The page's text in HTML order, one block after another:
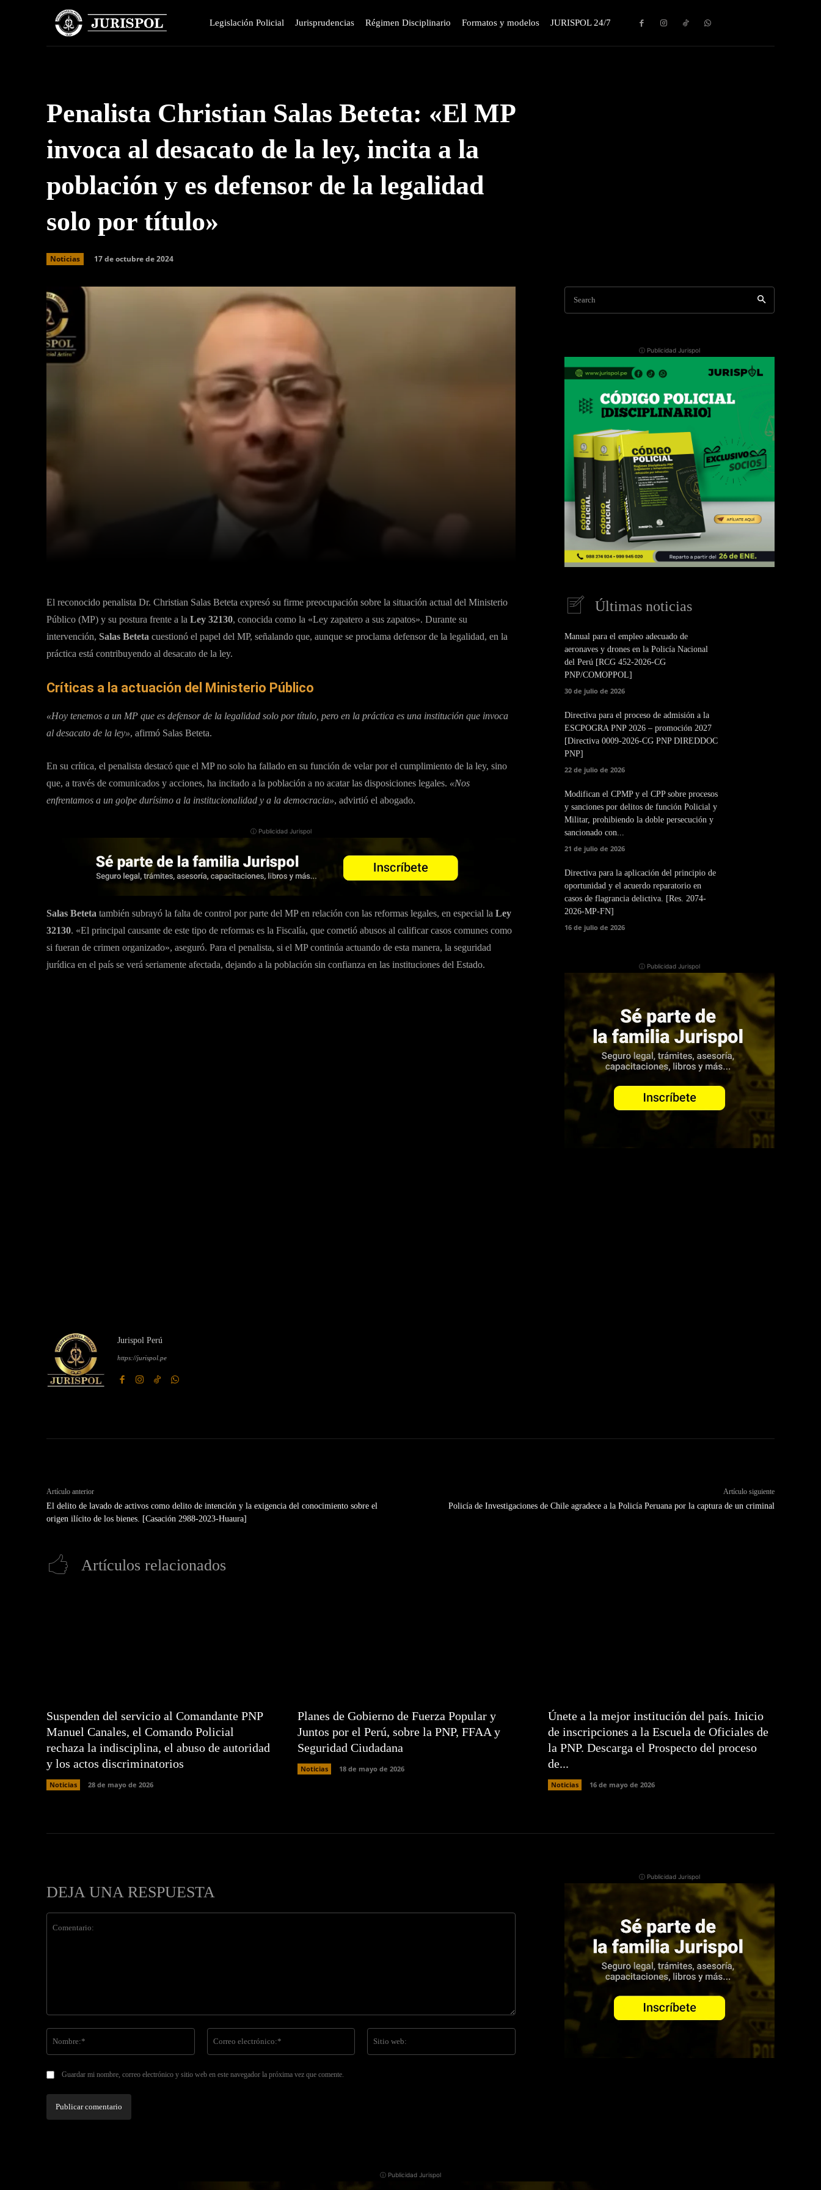
Legislación Policial Jurisprudencias Régimen Disciplinario Formatos y modelos JURISPOL 24/7
Penalista Christian Salas Beteta: «El MP
invoca al desacato de la ley, incita a la
población y es defensor de la legalidad
solo por título»
Noticias 17 de octubre de 2024
El reconocido penalista Dr. Christian Salas Beteta expresó su firme preocupación sobre la situación actual del Ministerio
Público (MP) y su postura frente a la Ley 32130, conocida como la «Ley zapatero a sus zapatos». Durante su
intervención, Salas Beteta cuestionó el papel del MP, señalando que, aunque se proclama defensor de la legalidad, en la
práctica está contribuyendo al desacato de la ley.
Críticas a la actuación del Ministerio Público
«Hoy tenemos a un MP que es defensor de la legalidad solo por título, pero en la práctica es una institución que invoca
al desacato de la ley», afirmó Salas Beteta.
En su crítica, el penalista destacó que el MP no solo ha fallado en su función de velar por el cumplimiento de la ley, sino
que, a través de comunicados y acciones, ha incitado a la población a no acatar las disposiciones legales. «Nos
enfrentamos a un golpe durísimo a la institucionalidad y a la democracia», advirtió el abogado.
ⓘ Publicidad Jurispol
Salas Beteta también subrayó la falta de control por parte del MP en relación con las reformas legales, en especial la Ley
32130. «El principal causante de este tipo de reformas es la Fiscalía, que cometió abusos al calificar casos comunes como
si fueran de crimen organizado», aseguró. Para el penalista, si el MP continúa actuando de esta manera, la seguridad
jurídica en el país se verá seriamente afectada, dejando a la población sin confianza en las instituciones del Estado.
Jurispol Perú
https://jurispol.pe
Search
ⓘ Publicidad Jurispol
Últimas noticias
Manual para el empleo adecuado de
aeronaves y drones en la Policía Nacional
del Perú [RCG 452-2026-CG
PNP/COMOPPOL]
30 de julio de 2026
Directiva para el proceso de admisión a la
ESCPOGRA PNP 2026 – promoción 2027
[Directiva 0009-2026-CG PNP DIREDDOC
PNP]
22 de julio de 2026
Modifican el CPMP y el CPP sobre procesos
y sanciones por delitos de función Policial y
Militar, prohibiendo la doble persecución y
sancionado con...
21 de julio de 2026
Directiva para la aplicación del principio de
oportunidad y el acuerdo reparatorio en
casos de flagrancia delictiva. [Res. 2074-
2026-MP-FN]
16 de julio de 2026
ⓘ Publicidad Jurispol
Artículo anterior
El delito de lavado de activos como delito de intención y la exigencia del conocimiento sobre el
origen ilícito de los bienes. [Casación 2988-2023-Huaura]
Artículo siguiente
Policía de Investigaciones de Chile agradece a la Policía Peruana por la captura de un criminal
Artículos relacionados
Suspenden del servicio al Comandante PNP
Manuel Canales, el Comando Policial
rechaza la indisciplina, el abuso de autoridad
y los actos discriminatorios
Noticias 28 de mayo de 2026
Planes de Gobierno de Fuerza Popular y
Juntos por el Perú, sobre la PNP, FFAA y
Seguridad Ciudadana
Noticias 18 de mayo de 2026
Únete a la mejor institución del país. Inicio
de inscripciones a la Escuela de Oficiales de
la PNP. Descarga el Prospecto del proceso
de...
Noticias 16 de mayo de 2026
DEJA UNA RESPUESTA
electrónico:*
Guardar mi nombre, correo electrónico y sitio web en este navegador la próxima vez que comente.
ⓘ Publicidad Jurispol
ⓘ Publicidad Jurispol